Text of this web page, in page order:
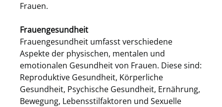
Frauen.
Frauengesundheit
Frauengesundheit umfasst verschiedene
Aspekte der physischen, mentalen und
emotionalen Gesundheit von Frauen. Diese sind:
Reproduktive Gesundheit, Körperliche
Gesundheit, Psychische Gesundheit, Ernährung,
Bewegung, Lebensstilfaktoren und Sexuelle